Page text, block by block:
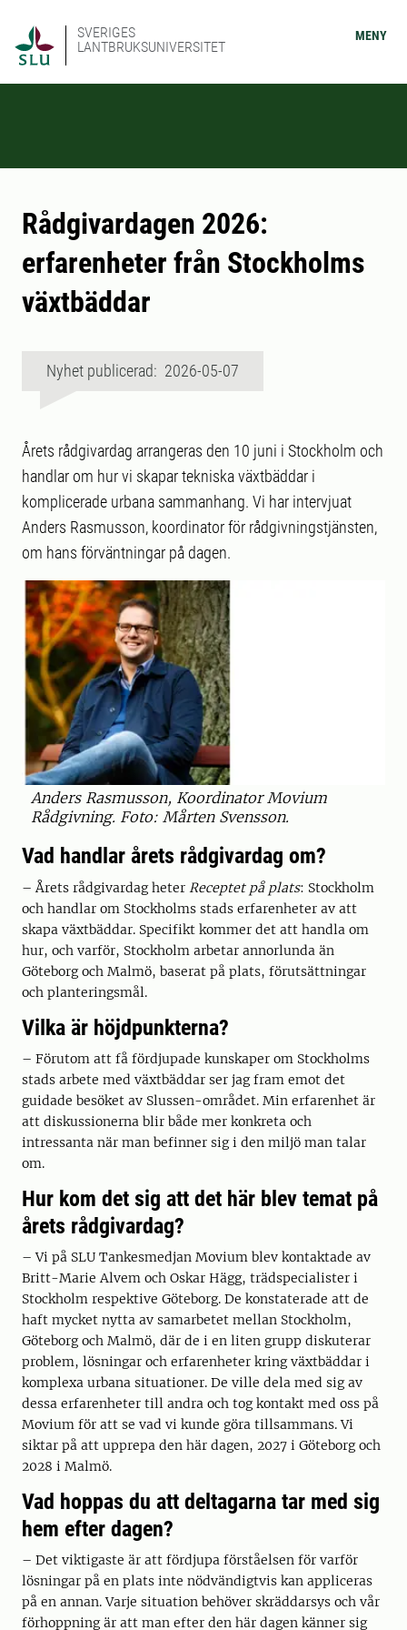
SVERIGES
LANTBRUKSUNIVERSITET
MENY
Rådgivardagen 2026:
erfarenheter från Stockholms
växtbäddar
Nyhet publicerad: 2026-05-07
Årets rådgivardag arrangeras den 10 juni i Stockholm och
handlar om hur vi skapar tekniska växtbäddar i
komplicerade urbana sammanhang. Vi har intervjuat
Anders Rasmusson, koordinator för rådgivningstjänsten,
om hans förväntningar på dagen.
Anders Rasmusson, Koordinator Movium
Rådgivning. Foto: Mårten Svensson.
Vad handlar årets rådgivardag om?
– Årets rådgivardag heter Receptet på plats: Stockholm
och handlar om Stockholms stads erfarenheter av att
skapa växtbäddar. Specifikt kommer det att handla om
hur, och varför, Stockholm arbetar annorlunda än
Göteborg och Malmö, baserat på plats, förutsättningar
och planteringsmål.
Vilka är höjdpunkterna?
– Förutom att få fördjupade kunskaper om Stockholms
stads arbete med växtbäddar ser jag fram emot det
guidade besöket av Slussen-området. Min erfarenhet är
att diskussionerna blir både mer konkreta och
intressanta när man befinner sig i den miljö man talar
om.
Hur kom det sig att det här blev temat på
årets rådgivardag?
– Vi på SLU Tankesmedjan Movium blev kontaktade av
Britt-Marie Alvem och Oskar Hägg, trädspecialister i
Stockholm respektive Göteborg. De konstaterade att de
haft mycket nytta av samarbetet mellan Stockholm,
Göteborg och Malmö, där de i en liten grupp diskuterar
problem, lösningar och erfarenheter kring växtbäddar i
komplexa urbana situationer. De ville dela med sig av
dessa erfarenheter till andra och tog kontakt med oss på
Movium för att se vad vi kunde göra tillsammans. Vi
siktar på att upprepa den här dagen, 2027 i Göteborg och
2028 i Malmö.
Vad hoppas du att deltagarna tar med sig
hem efter dagen?
– Det viktigaste är att fördjupa förståelsen för varför
lösningar på en plats inte nödvändigtvis kan appliceras
på en annan. Varje situation behöver skräddarsys och vår
förhoppning är att man efter den här dagen känner sig